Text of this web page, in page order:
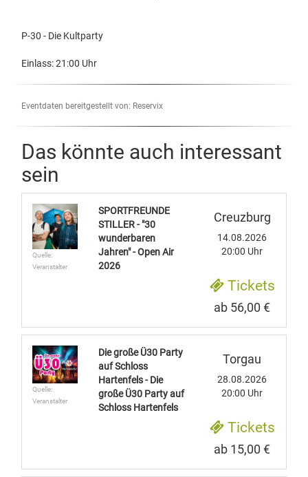
P-30 - Die Kultparty
Einlass: 21:00 Uhr
Eventdaten bereitgestellt von: Reservix
Das könnte auch interessant
sein
Quelle:
Veranstalter
SPORTFREUNDE
STILLER - "30
wunderbaren
Jahren" - Open Air
2026
Creuzburg
14.08.2026
20:00 Uhr
Tickets
ab 56,00 €
Quelle:
Veranstalter
Die große Ü30 Party
auf Schloss
Hartenfels - Die
große Ü30 Party auf
Schloss Hartenfels
Torgau
28.08.2026
20:00 Uhr
Tickets
ab 15,00 €